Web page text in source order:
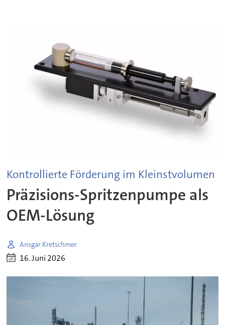
Kontrollierte Förderung im Kleinstvolumen
Präzisions-Spritzenpumpe als
OEM-Lösung
Ansgar Kretschmer
16. Juni 2026